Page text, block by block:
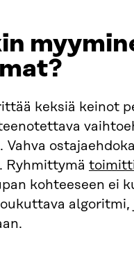
keksiä keinot
Ryhmittymä
kohteeseen ei
algoritmi,